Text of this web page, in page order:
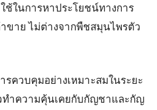
ช้ในการหาประโยชน์ทางการ
ขาย ไม่ต่างจากพืชสมุนไพรตัว
รควบคุมอย่างเหมาะสมในระยะ
ทำความคุ้นเคยกับกัญชาและกัญ